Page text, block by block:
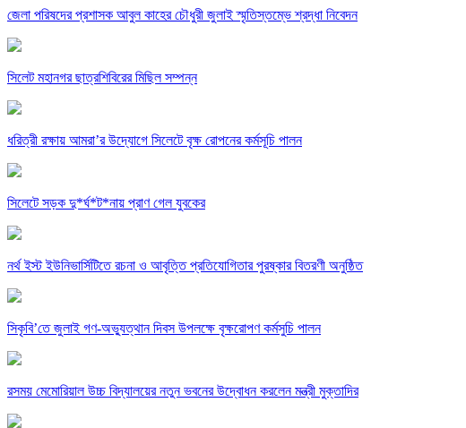
জেলা পরিষদের প্রশাসক আবুল কাহের চৌধুরী জুলাই স্মৃতিস্তম্ভে শ্রদ্ধা নিবেদন
সিলেট মহানগর ছাত্রশিবিরের মিছিল সম্পন্ন
ধরিত্রী রক্ষায় আমরা’র উদ্যোগে সিলেটে বৃক্ষ রোপনের কর্মসূচি পালন
সিলেটে সড়ক দু*র্ঘ*ট*নায় প্রাণ গেল যুবকের
নর্থ ইস্ট ইউনিভার্সিটিতে রচনা ও আবৃত্তি প্রতিযোগিতার পুরষ্কার বিতরণী অনুষ্ঠিত
সিকৃবি’তে জুলাই গণ-অভ্যুত্থান দিবস উপলক্ষে বৃক্ষরোপণ কর্মসুচি পালন
রসময় মেমোরিয়াল উচ্চ বিদ্যালয়ের নতুন ভবনের উদ্বোধন করলেন মন্ত্রী মুক্তাদির